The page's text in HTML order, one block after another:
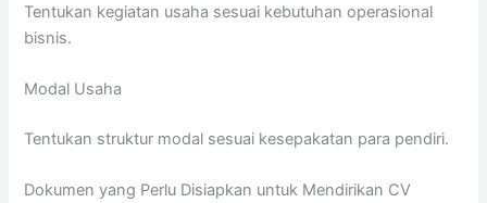
Tentukan kegiatan usaha sesuai kebutuhan operasional
bisnis.
Modal Usaha
Tentukan struktur modal sesuai kesepakatan para pendiri.
Dokumen yang Perlu Disiapkan untuk Mendirikan CV